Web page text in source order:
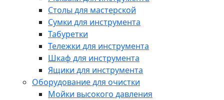
Столы для мастерской
Сумки для инструмента
Табуретки
Тележки для инструмента
Шкаф для инструмента
Ящики для инструмента
Оборудование для очистки
Мойки высокого давления